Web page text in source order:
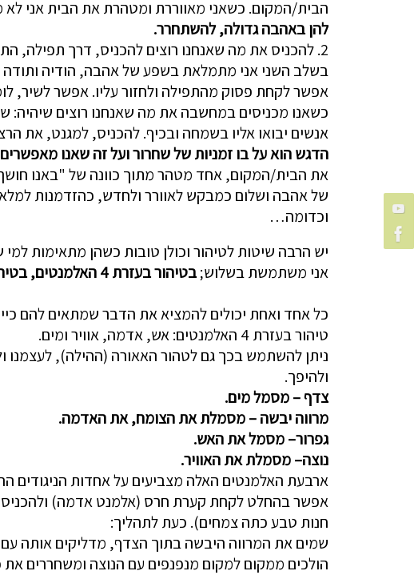
הבית/המקום. כשאני מאווררת ומטהרת את הבית אני לא
להן באהבה גדולה, להשתחרר.
2. להכניס את מה שאנחנו רוצים להכניס, דרך תפילה, התכוונות, בקשה מהיקום וכדומה.
בשלב השני אני מתמלאת בשפע של אהבה, הודיה ותודה
אפשר לקחת פסוק מהתפילה ולחזור עליו. אפשר לשיר,
כשאנו מכניסים במחשבה את מה שאנחנו רוצים שיהיה:
אנשים יבואו אליו בשמחה ובכיף. להכניס, למגנט, את
הדגש הוא על בו זמניות של שחרור ועל זה שאנו
את הבית/המקום, אחד מטהר מתוך כוונה של "באנו
של אהבה ושלום כמבקש לאוורר ולחדש, כהזדמנות
וכדומה…
יש הרבה שיטות לטיהור וכולן טובות כשהן מתאימות למי
אני משתמשת בשלוש;בטיהור בעזרת 4 האלמנטים, בטיהור דרך תפילה, מנטרה וקערה טיבטית ובטיהור בעזרת אבני קריסטל.
כל אחד ואחת יכולים להמציא את הדבר שמתאים להם
טיהור בעזרת 4 האלמנטים: אש, אדמה, אוויר ומים.
ניתן להשתמש בכך גם לטהור האאורה (ההילה),
ולהיפך.
צדף – מסמל מים.
מרווה יבשה – מסמלת את הצומח, את האדמה.
גפרור– מסמל את האש.
נוצה– מסמלת את האוויר.
ארבעת האלמנטים האלה מצביעים על אחדות הניגודים
אפשר בהחלט לקחת קערת חרס (אלמנט אדמה) ולהכניס
חנות טבע כתה צמחים). כעת לתהליך:
שמים את המרווה היבשה בתוך הצדף, מדליקים אותה עם
הולכים ממקום למקום מנפנפים עם הנוצה ומשחררים